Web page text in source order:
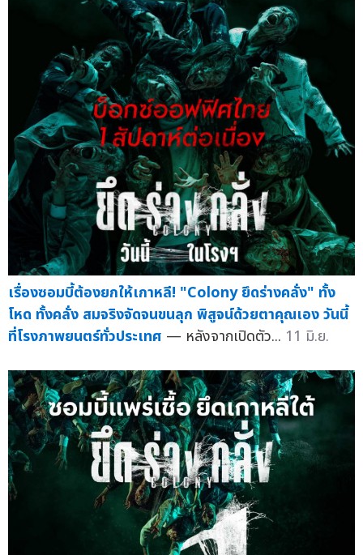
เรื่องซอมบี้ต้องยกให้เกาหลี! "Colony ยึดร่างคลั่ง" ทั้ง
โหด ทั้งคลั่ง สมจริงจัดจนขนลุก พิสูจน์ด้วยตาคุณเอง วันนี้
ที่โรงภาพยนตร์ทั่วประเทศ — หลังจากเปิดตัว... 11 มิ.ย.